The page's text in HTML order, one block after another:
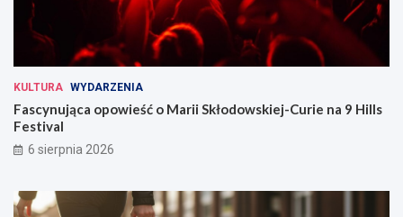
KULTURA WYDARZENIA
Fascynująca opowieść o Marii Skłodowskiej-Curie na 9 Hills
Festival
6 sierpnia 2026